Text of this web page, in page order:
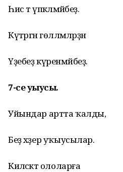
Һис тә үпкәләмәйбеҙ.
Күтәргән гөлләмәләрҙән
Үҙебеҙ күренмәйбеҙ.
7-се уҡыусы.
Уйындар артта ҡалды,
Беҙ хәҙер уҡыусылар.
Киләсәктә ололарға